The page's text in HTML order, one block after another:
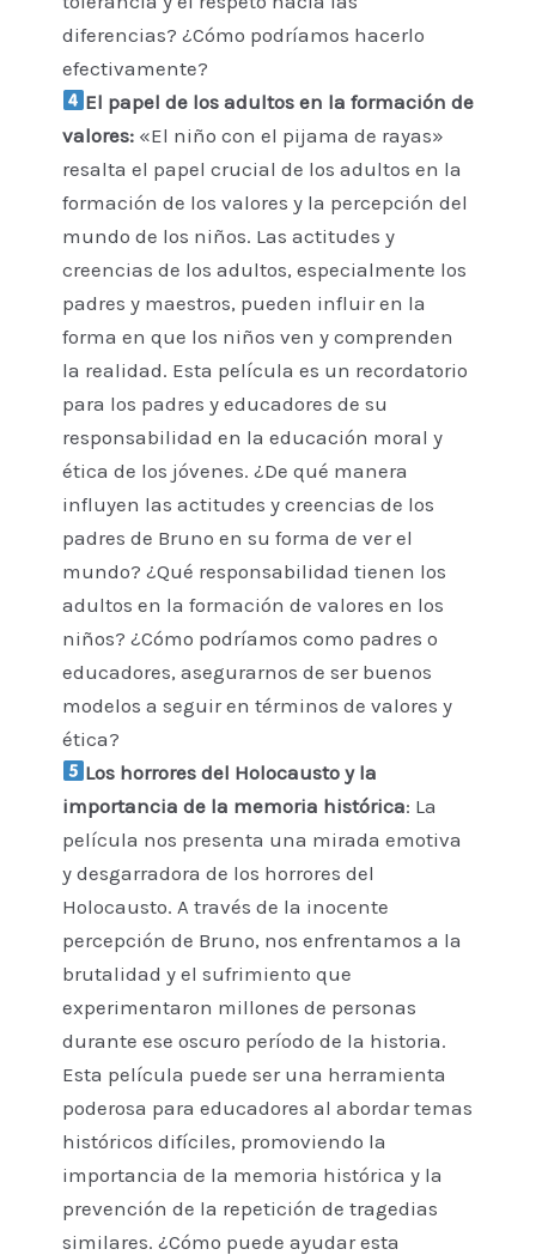
diferencias? ¿Cómo podríamos hacerlo
efectivamente?
El papel de los adultos en la formación de
valores:«El niño con el pijama de rayas»
resalta el papel crucial de los adultos en la
formación de los valores y la percepción del
mundo de los niños. Las actitudes y
creencias de los adultos, especialmente los
padres y maestros, pueden influir en la
forma en que los niños ven y comprenden
la realidad. Esta película es un recordatorio
para los padres y educadores de su
responsabilidad en la educación moral y
ética de los jóvenes. ¿De qué manera
influyen las actitudes y creencias de los
padres de Bruno en su forma de ver el
mundo? ¿Qué responsabilidad tienen los
adultos en la formación de valores en los
niños? ¿Cómo podríamos como padres o
educadores, asegurarnos de ser buenos
modelos a seguir en términos de valores y
ética?
Los horrores del Holocausto y la
importancia de la memoria histórica: La
película nos presenta una mirada emotiva
y desgarradora de los horrores del
Holocausto. A través de la inocente
percepción de Bruno, nos enfrentamos a la
brutalidad y el sufrimiento que
experimentaron millones de personas
durante ese oscuro período de la historia.
Esta película puede ser una herramienta
poderosa para educadores al abordar temas
históricos difíciles, promoviendo la
importancia de la memoria histórica y la
prevención de la repetición de tragedias
similares. ¿Cómo puede ayudar esta